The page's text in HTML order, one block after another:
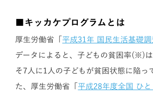
■キッカケプログラムとは
厚生労働省「平成31年 国民生活基礎
データによると、子どもの貧困率(※)
そ7人に1人の子どもが貧困状態に陥っ
た、厚生労働省「平成28年度全国 ひ